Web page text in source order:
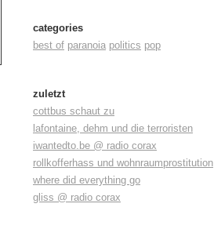
categories
best of paranoia politics pop
zuletzt
cottbus schaut zu
lafontaine, dehm und die terroristen
iwantedto.be @ radio corax
rollkofferhass und wohnraumprostitution
where did everything go
gliss @ radio corax